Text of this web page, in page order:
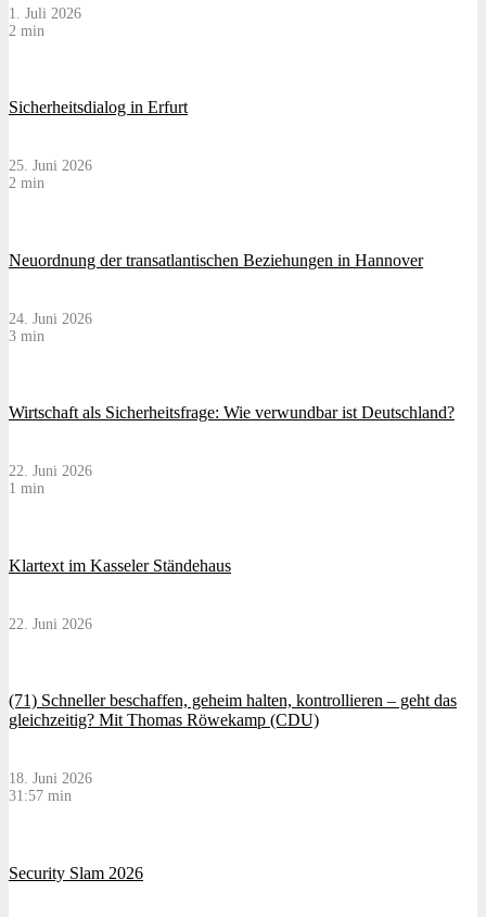
1. Juli 2026
2 min
Sicherheitsdialog in Erfurt
25. Juni 2026
2 min
Neuordnung der transatlantischen Beziehungen in Hannover
24. Juni 2026
3 min
Wirtschaft als Sicherheitsfrage: Wie verwundbar ist Deutschland?
22. Juni 2026
1 min
Klartext im Kasseler Ständehaus
22. Juni 2026
(71) Schneller beschaffen, geheim halten, kontrollieren – geht das
gleichzeitig? Mit Thomas Röwekamp (CDU)
18. Juni 2026
31:57 min
Security Slam 2026